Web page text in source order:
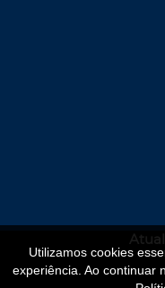
Utilizamos cookies
experiência. Ao continuar